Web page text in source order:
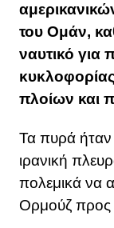
του Ομάν,
ναυτικό για
πλοίων και
Τα πυρά ήταν
ιρανική
πολεμικά να
Ορμούζ